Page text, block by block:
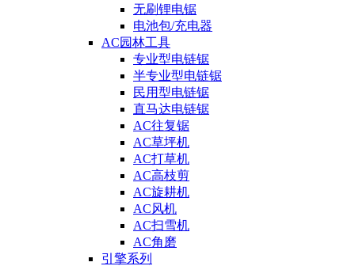
无刷锂电锯
电池包/充电器
AC园林工具
专业型电链锯
半专业型电链锯
民用型电链锯
直马达电链锯
AC往复锯
AC草坪机
AC打草机
AC高枝剪
AC旋耕机
AC风机
AC扫雪机
AC角磨
引擎系列